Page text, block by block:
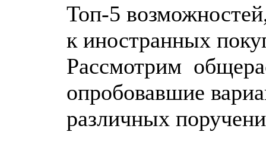
Топ-5
к иностранных
Рассмотрим
опробовавшие
различных